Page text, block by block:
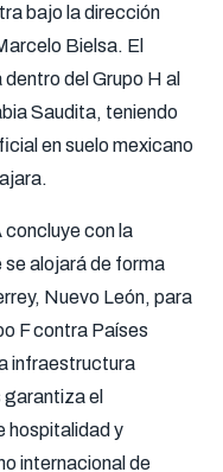
bajo la dirección
Bielsa. El
del Grupo H al
Saudita, teniendo
en suelo mexicano
concluye con la
alojará de forma
Nuevo León, para
F contra Países
infraestructura
el
hospitalidad y
internacional de